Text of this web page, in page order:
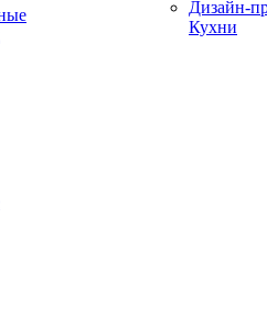
Дизайн-
Кухни